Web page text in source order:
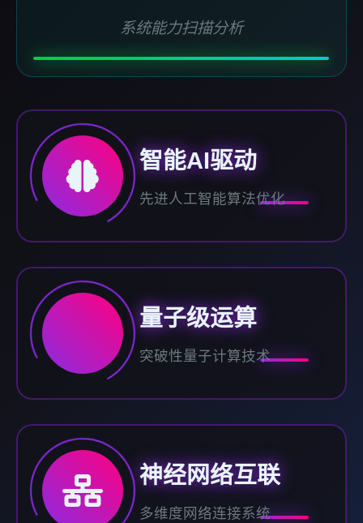
系统能力扫描分析
智能AI驱动
先进人工智能算法优化
量子级运算
突破性量子计算技术
神经网络互联
多维度网络连接系统